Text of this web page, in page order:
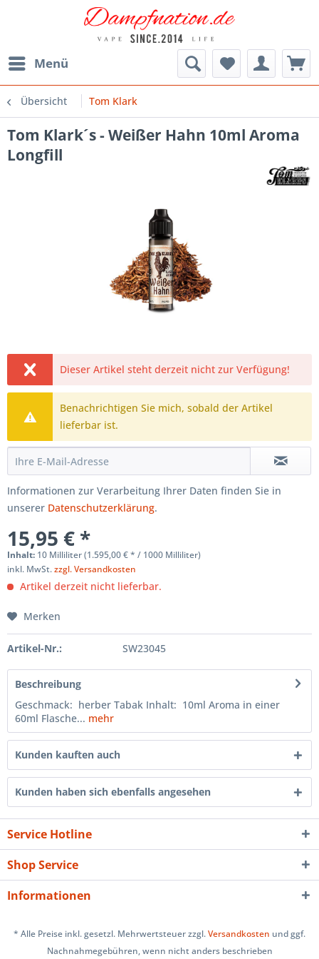
Menü
Übersicht Tom Klark
Tom Klark´s - Weißer Hahn 10ml Aroma
Longfill
Dieser Artikel steht derzeit nicht zur Verfügung!
Benachrichtigen Sie mich, sobald der Artikel
lieferbar ist.
Informationen zur Verarbeitung Ihrer Daten finden Sie in
unserer Datenschutzerklärung.
15,95 € *
Inhalt: 10 Milliliter (1.595,00 € * / 1000 Milliliter)
inkl. MwSt.zzgl. Versandkosten
Artikel derzeit nicht lieferbar.
Merken
Artikel-Nr.: SW23045
Beschreibung
Geschmack: herber Tabak Inhalt: 10ml Aroma in einer
60ml Flasche... mehr
Kunden kauften auch
Kunden haben sich ebenfalls angesehen
Service Hotline
Shop Service
Informationen
* Alle Preise inkl. gesetzl. Mehrwertsteuer zzgl.Versandkosten und ggf.
Nachnahmegebühren, wenn nicht anders beschrieben